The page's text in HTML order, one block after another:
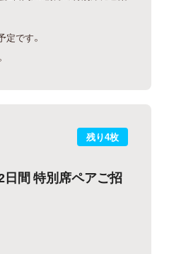
です。
残り4枚
間 特別席ペアご招